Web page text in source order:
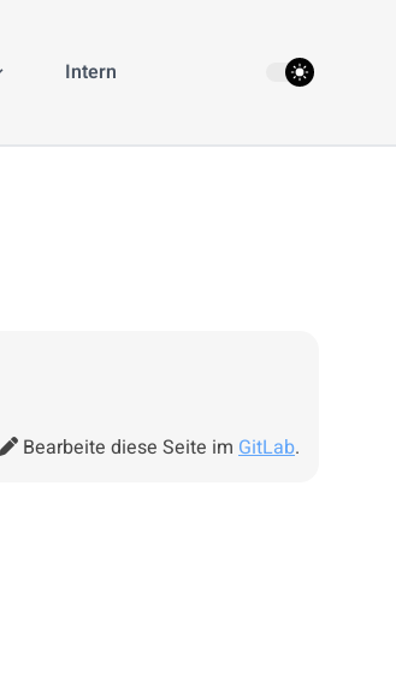
Intern theme switcher
Bearbeite diese Seite im GitLab.